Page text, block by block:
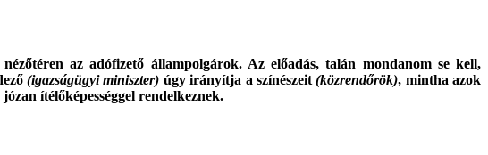
az adófizető állampolgárok. Az előadás, talán mondanom se kell,
(igazságügyi miniszter) úgy irányítja a színészeit(közrendőrök), mintha azok
ítélőképességgel rendelkeznek.